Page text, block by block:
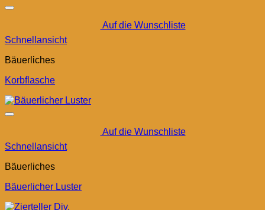
Auf die Wunschliste
Schnellansicht
Bäuerliches
Korbflasche
Auf die Wunschliste
Schnellansicht
Bäuerliches
Bäuerlicher Luster